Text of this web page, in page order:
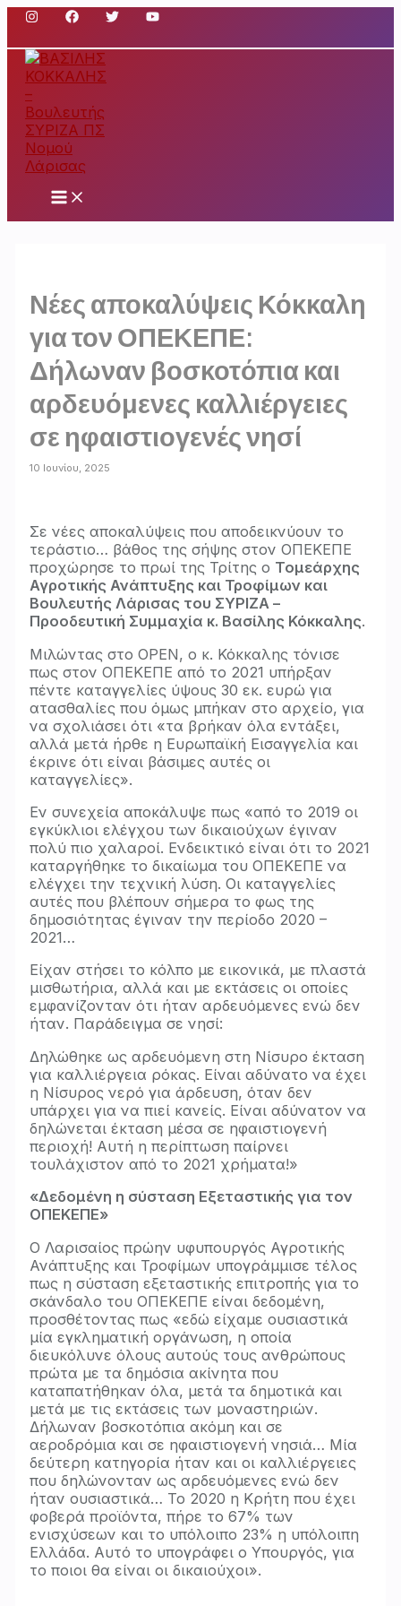
Μετάβαση
περιεχόμενο
Main
Νέες αποκαλύψεις Κόκκαλη
για τον ΟΠΕΚΕΠΕ:
Δήλωναν βοσκοτόπια και
αρδευόμενες καλλιέργειες
σε ηφαιστιογενές νησί
10 Ιουνίου, 2025
Σε νέες αποκαλύψεις που αποδεικνύουν το
τεράστιο… βάθος της σήψης στον ΟΠΕΚΕΠΕ
προχώρησε το πρωί της Τρίτης ο Τομεάρχης
Αγροτικής Ανάπτυξης και Τροφίμων και
Βουλευτής Λάρισας του ΣΥΡΙΖΑ –
Προοδευτική Συμμαχία κ. Βασίλης Κόκκαλης.
Μιλώντας στο OPEN, ο κ. Κόκκαλης τόνισε
πως στον ΟΠΕΚΕΠΕ από το 2021 υπήρξαν
πέντε καταγγελίες ύψους 30 εκ. ευρώ για
ατασθαλίες που όμως μπήκαν στο αρχείο, για
να σχολιάσει ότι «τα βρήκαν όλα εντάξει,
αλλά μετά ήρθε η Ευρωπαϊκή Εισαγγελία και
έκρινε ότι είναι βάσιμες αυτές οι
καταγγελίες».
Εν συνεχεία αποκάλυψε πως «από το 2019 οι
εγκύκλιοι ελέγχου των δικαιούχων έγιναν
πολύ πιο χαλαροί. Ενδεικτικό είναι ότι το 2021
καταργήθηκε το δικαίωμα του ΟΠΕΚΕΠΕ να
ελέγχει την τεχνική λύση. Οι καταγγελίες
αυτές που βλέπουν σήμερα το φως της
δημοσιότητας έγιναν την περίοδο 2020 –
2021…
Είχαν στήσει το κόλπο με εικονικά, με πλαστά
μισθωτήρια, αλλά και με εκτάσεις οι οποίες
εμφανίζονταν ότι ήταν αρδευόμενες ενώ δεν
ήταν. Παράδειγμα σε νησί:
Δηλώθηκε ως αρδευόμενη στη Νίσυρο έκταση
για καλλιέργεια ρόκας. Είναι αδύνατο να έχει
η Νίσυρος νερό για άρδευση, όταν δεν
υπάρχει για να πιεί κανείς. Είναι αδύνατον να
δηλώνεται έκταση μέσα σε ηφαιστιογενή
περιοχή! Αυτή η περίπτωση παίρνει
τουλάχιστον από το 2021 χρήματα!»
«Δεδομένη η σύσταση Εξεταστικής για τον
ΟΠΕΚΕΠΕ»
Ο Λαρισαίος πρώην υφυπουργός Αγροτικής
Ανάπτυξης και Τροφίμων υπογράμμισε τέλος
πως η σύσταση εξεταστικής επιτροπής για το
σκάνδαλο του ΟΠΕΚΕΠΕ είναι δεδομένη,
προσθέτοντας πως «εδώ είχαμε ουσιαστικά
μία εγκληματική οργάνωση, η οποία
διευκόλυνε όλους αυτούς τους ανθρώπους
πρώτα με τα δημόσια ακίνητα που
καταπατήθηκαν όλα, μετά τα δημοτικά και
μετά με τις εκτάσεις των μοναστηριών.
Δήλωναν βοσκοτόπια ακόμη και σε
αεροδρόμια και σε ηφαιστιογενή νησιά… Μία
δεύτερη κατηγορία ήταν και οι καλλιέργειες
που δηλώνονταν ως αρδευόμενες ενώ δεν
ήταν ουσιαστικά… Το 2020 η Κρήτη που έχει
φοβερά προϊόντα, πήρε το 67% των
ενισχύσεων και το υπόλοιπο 23% η υπόλοιπη
Ελλάδα. Αυτό το υπογράφει ο Υπουργός, για
το ποιοι θα είναι οι δικαιούχοι».